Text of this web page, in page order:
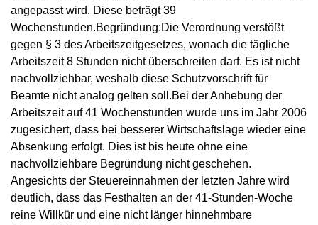
angepasst wird. Diese beträgt 39
Wochenstunden.Begründung:Die Verordnung verstößt
gegen § 3 des Arbeitszeitgesetzes, wonach die tägliche
Arbeitszeit 8 Stunden nicht überschreiten darf. Es ist nicht
nachvollziehbar, weshalb diese Schutzvorschrift für
Beamte nicht analog gelten soll.Bei der Anhebung der
Arbeitszeit auf 41 Wochenstunden wurde uns im Jahr 2006
zugesichert, dass bei besserer Wirtschaftslage wieder eine
Absenkung erfolgt. Dies ist bis heute ohne eine
nachvollziehbare Begründung nicht geschehen.
Angesichts der Steuereinnahmen der letzten Jahre wird
deutlich, dass das Festhalten an der 41-Stunden-Woche
reine Willkür und eine nicht länger hinnehmbare